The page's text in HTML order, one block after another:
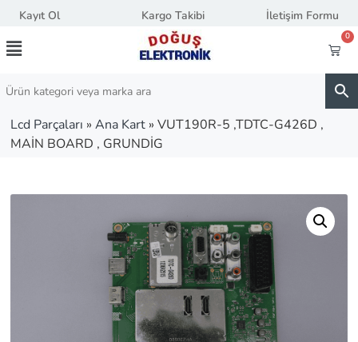
Kayıt Ol Kargo Takibi İletişim Formu
0
Lcd Parçaları » Ana Kart » VUT190R-5 ,TDTC-G426D ,
MAİN BOARD , GRUNDİG